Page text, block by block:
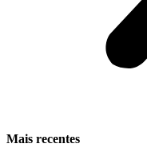
Mais recentes